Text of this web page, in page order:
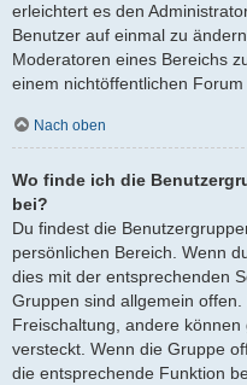
erleichtert es den
Benutzer auf einmal zu
Moderatoren eines Bereichs
einem nichtöffentlichen
Nach oben
Wo finde ich die
bei?
Du findest die
persönlichen Bereich. Wenn
dies mit der entsprechenden
Gruppen sind allgemein
Freischaltung, andere
versteckt. Wenn die Gruppe
die entsprechende Funktion